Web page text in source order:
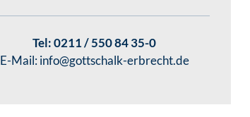
Tel:0211 / 550 84 35-0
E-Mail: info@gottschalk-erbrecht.de